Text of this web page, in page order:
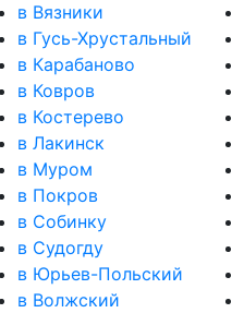
в Вязники
в Гусь-Хрустальный
в Карабаново
в Ковров
в Костерево
в Лакинск
в Муром
в Покров
в Собинку
в Судогду
в Юрьев-Польский
в Волжский